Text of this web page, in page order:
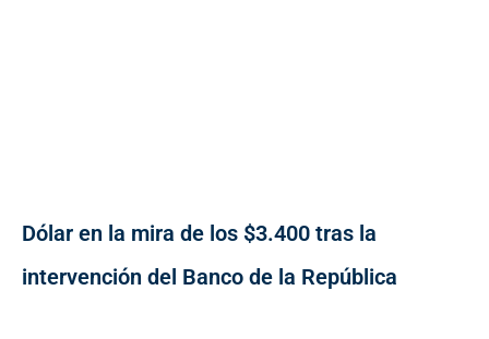
Dólar en la mira de los $3.400 tras la
intervención del Banco de la República